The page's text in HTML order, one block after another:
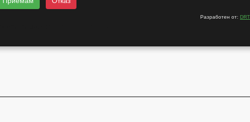
лица
Разработен от: